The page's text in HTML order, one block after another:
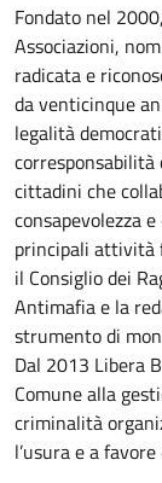
Fondato nel
Associazioni,
radicata e
da venticinque
legalità
corresponsabilità
cittadini che
consapevolezza
principali attività
il Consiglio dei
Antimafia e la
strumento di
Dal 2013 Libera
Comune alla
criminalità
l’usura e a